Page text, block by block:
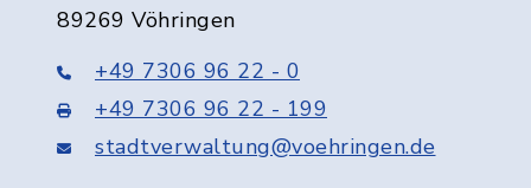
89269 Vöhringen
+49 7306 96 22 - 0
+49 7306 96 22 - 199
stadtverwaltung@voehringen.de